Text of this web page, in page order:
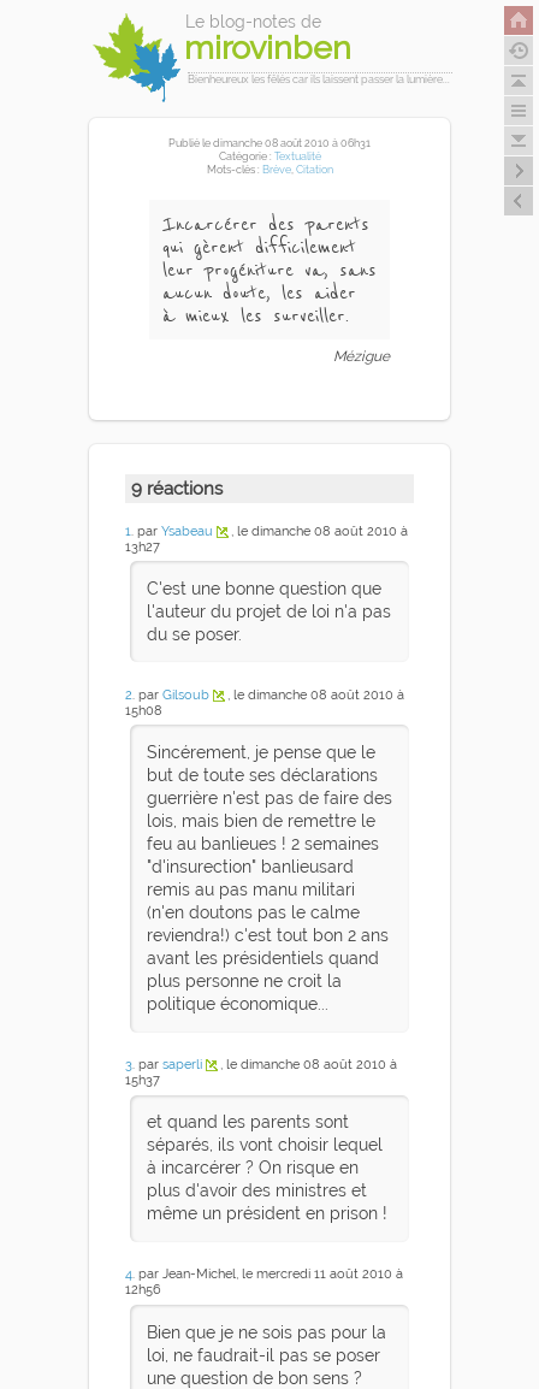
Le blog-notes de
mirovinben
Bienheureux les fêlés car ils laissent passer la lumière...
Publiéle dimanche 08 août 2010 à 06h31
Catégorie : Textualité
Mots-clés : Brève, Citation
Incarcérer des parents
qui gèrent difficilement
leur progéniture va, sans
aucun doute, les aider
à mieux les surveiller.
Mézigue
9 réactions
1. par Ysabeau
, le dimanche 08 août 2010 à
13h27
C'est une bonne question que
l'auteur du projet de loi n'a pas
du se poser.
2. par Gilsoub
, le dimanche 08 août 2010 à
15h08
Sincérement, je pense que le
but de toute ses déclarations
guerrière n'est pas de faire des
lois, mais bien de remettre le
feu au banlieues ! 2 semaines
"d'insurection" banlieusard
remis au pas manu militari
(n'en doutons pas le calme
reviendra!) c'est tout bon 2 ans
avant les présidentiels quand
plus personne ne croit la
politique économique...
3. par saperli
, le dimanche 08 août 2010 à
15h37
et quand les parents sont
séparés, ils vont choisir lequel
à incarcérer ? On risque en
plus d'avoir des ministres et
même un président en prison !
4. par Jean-Michel, le mercredi 11 août 2010 à
12h56
Bien que je ne sois pas pour la
loi, ne faudrait-il pas se poser
une question de bon sens ?